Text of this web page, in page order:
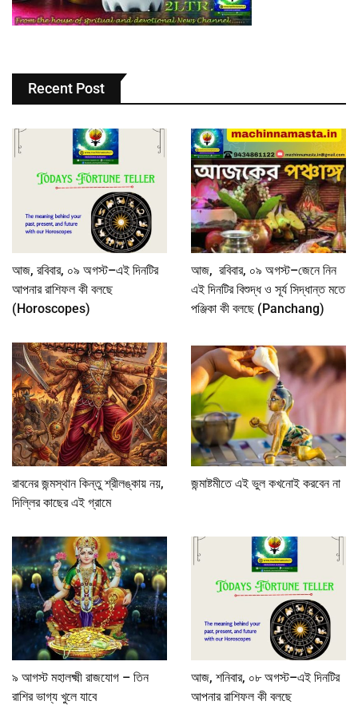
Recent Post
আজ, রবিবার, ০৯ অগস্ট–এই দিনটির
আপনার রাশিফল কী বলছে
(Horoscopes)
আজ, রবিবার, ০৯ অগস্ট–জেনে নিন
এই দিনটির বিশুদ্ধ ও সূর্য সিদ্ধান্ত মতে
পঞ্জিকা কী বলছে (Panchang)
রাবনের জন্মস্থান কিন্তু শ্রীলঙ্কায় নয়,
দিল্লির কাছের এই গ্রামে
জন্মাষ্টমীতে এই ভুল কখনোই করবেন না
৯ আগস্ট মহালক্ষ্মী রাজযোগ – তিন
রাশির ভাগ্য খুলে যাবে
আজ, শনিবার, ০৮ অগস্ট–এই দিনটির
আপনার রাশিফল কী বলছে